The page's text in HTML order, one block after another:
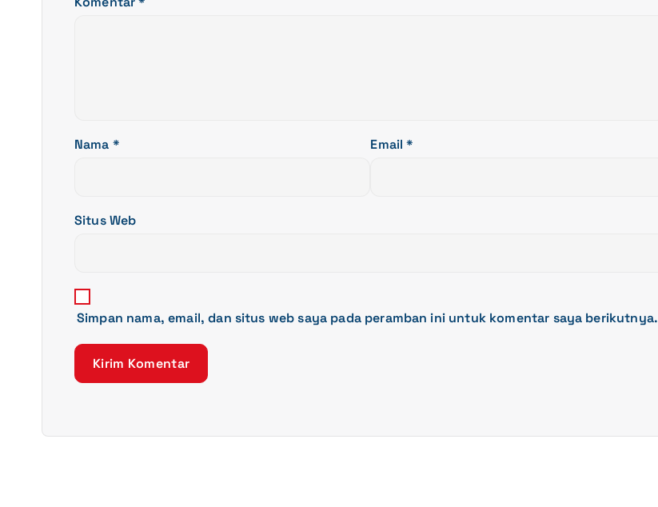
Nama * Email*
Situs Web
Simpan nama, email, dan situs web saya pada peramban ini untuk komentar saya berikutnya.